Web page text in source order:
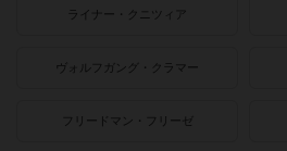
ライナー・クニツィア
ヴォルフガング・クラマー
フリードマン・フリーゼ